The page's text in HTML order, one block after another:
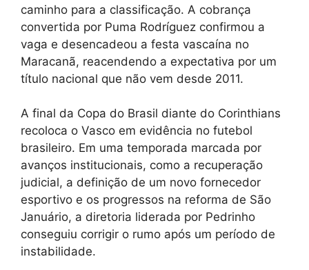
caminho para a classificação. A cobrança
convertida por Puma Rodríguez confirmou a
vaga e desencadeou a festa vascaína no
Maracanã, reacendendo a expectativa por um
título nacional que não vem desde 2011.
A final da Copa do Brasil diante do Corinthians
recoloca o Vasco em evidência no futebol
brasileiro. Em uma temporada marcada por
avanços institucionais, como a recuperação
judicial, a definição de um novo fornecedor
esportivo e os progressos na reforma de São
Januário, a diretoria liderada por Pedrinho
conseguiu corrigir o rumo após um período de
instabilidade.